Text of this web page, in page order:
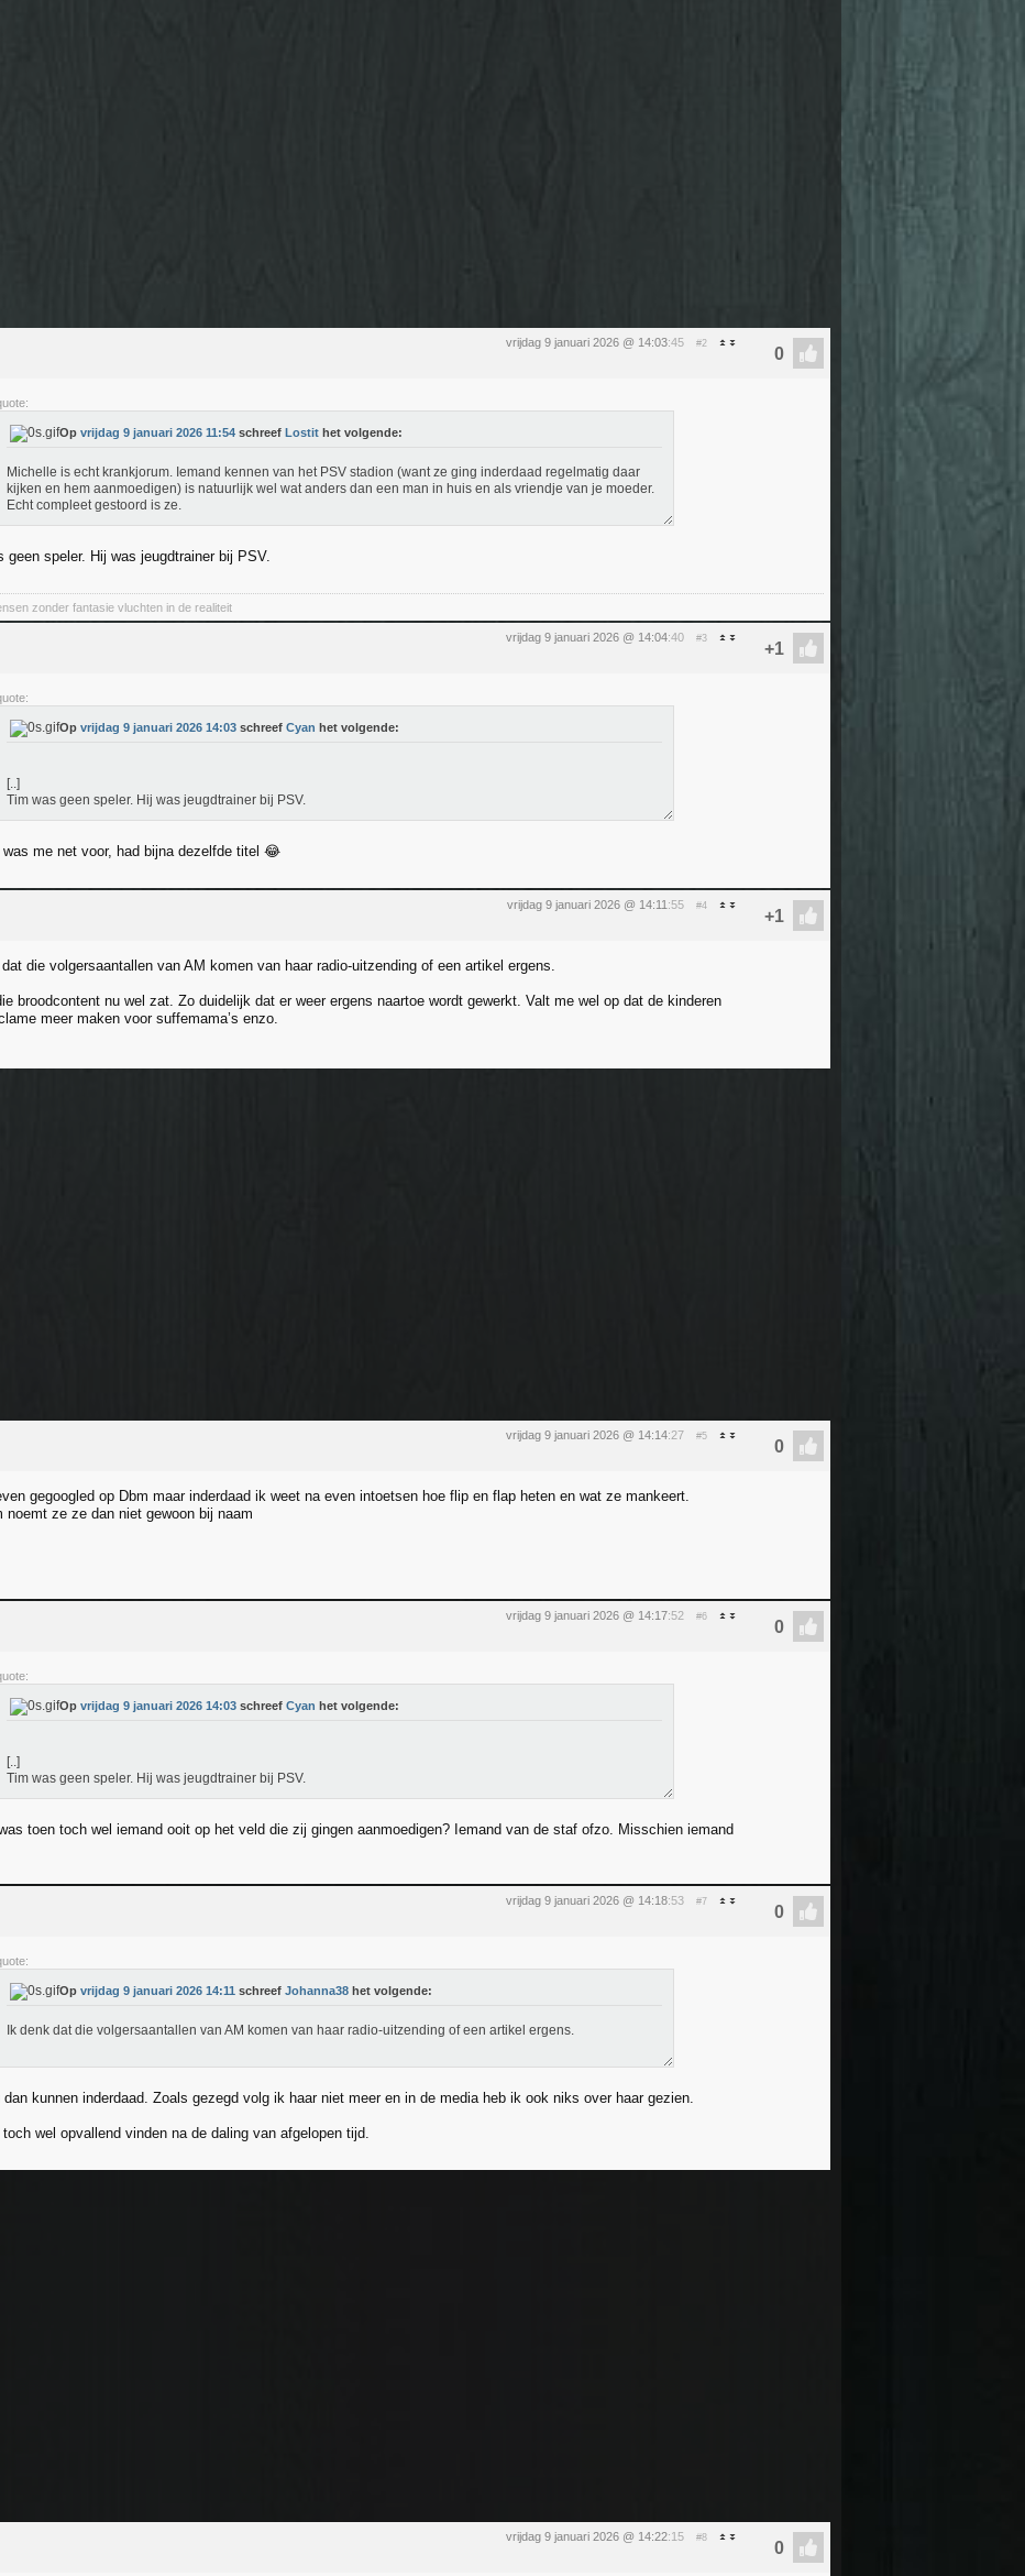
vrijdag 9 januari 2026 @ 14:03:45 #2
Op vrijdag 9 januari 2026 11:54 schreef Lostit het volgende:
Michelle is echt krankjorum. Iemand kennen van het PSV stadion (want ze ging inderdaad regelmatig daar
kijken en hem aanmoedigen) is natuurlijk wel wat anders dan een man in huis en als vriendje van je moeder.
Echt compleet gestoord is ze.
geen speler. Hij was jeugdtrainer bij PSV.
zonder fantasie vluchten in de realiteit
vrijdag 9 januari 2026 @ 14:04:40 #3
Op vrijdag 9 januari 2026 14:03 schreef Cyan het volgende:
[..]
Tim was geen speler. Hij was jeugdtrainer bij PSV.
was me net voor, had bijna dezelfde titel 😂
vrijdag 9 januari 2026 @ 14:11 :55 #4
dat die volgersaantallen van AM komen van haar radio-uitzending of een artikel ergens.
broodcontent nu wel zat. Zo duidelijk dat er weer ergens naartoe wordt gewerkt. Valt me wel op dat de kinderen
meer maken voor suffemama’s enzo.
vrijdag 9 januari 2026 @ 14:14:27 #5
gegoogled op Dbm maar inderdaad ik weet na even intoetsen hoe flip en flap heten en wat ze mankeert.
noemt ze ze dan niet gewoon bij naam
vrijdag 9 januari 2026 @ 14:17:52 #6
Op vrijdag 9 januari 2026 14:03 schreef Cyan het volgende:
[..]
Tim was geen speler. Hij was jeugdtrainer bij PSV.
toen toch wel iemand ooit op het veld die zij gingen aanmoedigen? Iemand van de staf ofzo. Misschien iemand
vrijdag 9 januari 2026 @ 14:18:53 #7
Op vrijdag 9 januari 2026 14:11 schreef Johanna38 het volgende:
Ik denk dat die volgersaantallen van AM komen van haar radio-uitzending of een artikel ergens.
dan kunnen inderdaad. Zoals gezegd volg ik haar niet meer en in de media heb ik ook niks over haar gezien.
toch wel opvallend vinden na de daling van afgelopen tijd.
vrijdag 9 januari 2026 @ 14:22:15 #8